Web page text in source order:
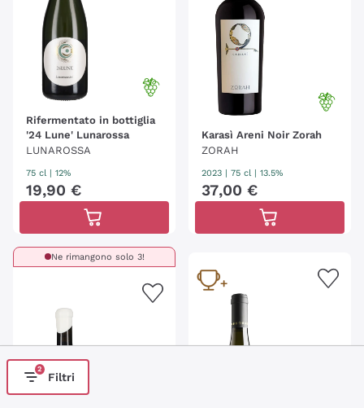
Rifermentato in bottiglia
'24 Lune' Lunarossa
LUNAROSSA
75 cl | 12%
19,90 €
Karasì Areni Noir Zorah
ZORAH
2023 | 75 cl | 13.5%
37,00 €
Ne rimangono solo 3!
2
Filtri